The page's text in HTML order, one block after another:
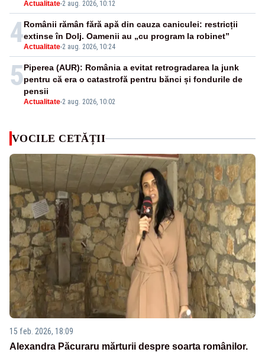
Actualitate-2 aug. 2026, 10:12
4Actualitate-2 aug. 2026, 10:24
Românii rămân fără apă din cauza caniculei: restricții
extinse în Dolj. Oamenii au „cu program la robinet”
5
Actualitate-2 aug. 2026, 10:02
Piperea (AUR): România a evitat retrogradarea la junk
pentru că era o catastrofă pentru bănci și fondurile de
pensii
VOCILE CETĂȚII
15 feb. 2026, 18:09
Alexandra Păcuraru mărturii despre soarta românilor.